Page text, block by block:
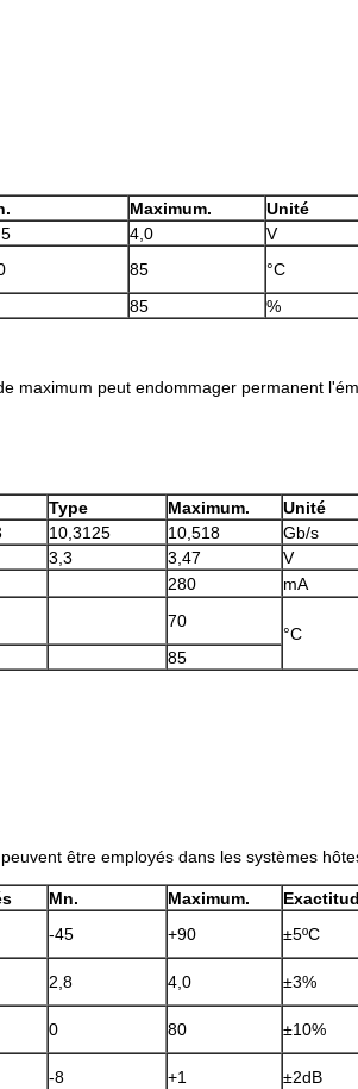
Maximum. Unité
4,0
V
85
°C
85 %
maximum peut endommager permanent
Type Maximum. Unité
10,3125 10,518
Gb/s
3,3 3,47
V
280 mA
70
°C
85
être employés dans les systèmes
Mn. Maximum.
-45 +90 ±5ºC
2,8 4,0
±3%
0 80 ±10%
-8 +1
±2dB